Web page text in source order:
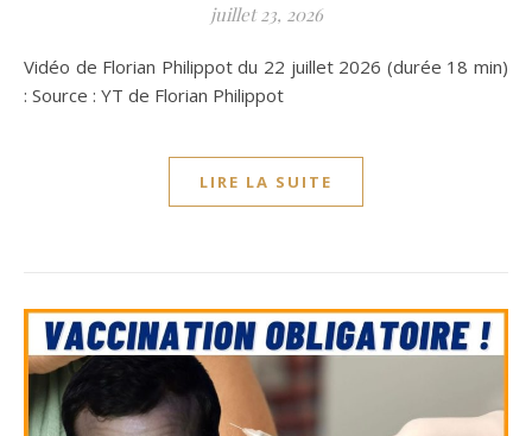
juillet 23, 2026
Vidéo de Florian Philippot du 22 juillet 2026 (durée 18 min)
: Source : YT de Florian Philippot
LIRE LA SUITE